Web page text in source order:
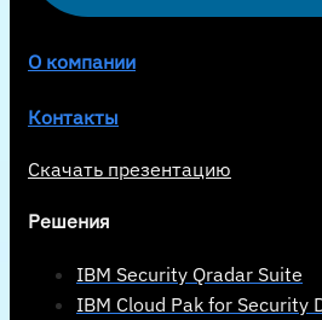
О компании
Контакты
Скачать презентацию
Решения
IBM Security Qradar Suite
IBM Cloud Pak for Security